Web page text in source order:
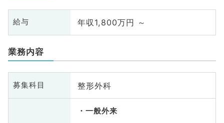
給与 年収1,800万円 ～
業務内容
募集科目 整形外科
一般外来